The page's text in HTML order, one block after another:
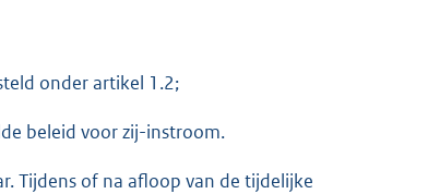
onder artikel 1.2;
beleid voor zij-instroom.
Tijdens of na afloop van de tijdelijke